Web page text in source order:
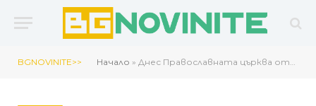
BGNOVINITE>> Начало » Днес Православната църква отбелязва Успение на свети Йоан Рилски